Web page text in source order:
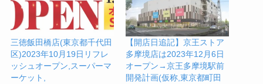
三徳飯田橋店(東京都千代田
区)2023年10月19日リフレ
ッシュオープン,スーパーマ
ーケット,
【開店日追記】京王ストア
多摩境店は2023年12月6日
オープン→京王多摩境駅前
開発計画(仮称,東京都町田